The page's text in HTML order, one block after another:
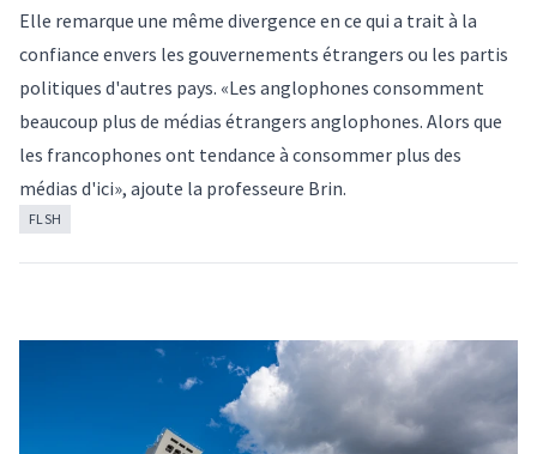
Elle remarque une même divergence en ce qui a trait à la
confiance envers les gouvernements étrangers ou les partis
politiques d'autres pays. «Les anglophones consomment
beaucoup plus de médias étrangers anglophones. Alors que
les francophones ont tendance à consommer plus des
médias d'ici», ajoute la professeure Brin.
FLSH